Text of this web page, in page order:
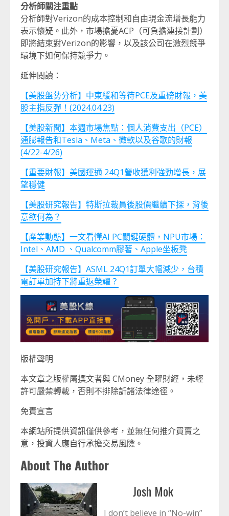
分析師關注重點
分析師對Verizon的成本控制和自由現金流增長能力
表示懷疑。此外，市場擔憂ACP（可負擔連接計劃）
即將結束對Verizon的影響，以及該公司在激烈競爭
環境下如何保持競爭力。
延伸閱讀：
【美股盤勢分析】中東緩和等待PCE及重磅財報，美
股主指反彈！(2024.04.23)
【美股新聞】本週市場焦點：個人消費支出（PCE）
通膨報告和Tesla、Meta、微軟以及谷歌的財報
(4/22-4/26)
【重要財報】美國運通 24Q1營收獲利強勁增長，展
望穩健
【美股研究報告】特斯拉裁員後股價繼續下探，背後
意欲何為？
【產業動態】一文看懂AI PC關鍵硬體，NPU市場：
Intel、AMD 、Qualcomm膠著、Apple坐板凳
【美股研究報告】ASML 24Q1訂單大幅減少，台積
電訂單加持下將重返榮耀？
版權聲明
本文章之版權屬撰文者與 CMoney 全曜財經，未經
許可嚴禁轉載，否則不排除訢諸法律途徑。
免責宣言
本網站所提供資訊僅供參考，並無任何推介買賣之
意，投資人應自行承擔交易風險。
About The Author
Josh Mok
I don’t believe in “No-win”